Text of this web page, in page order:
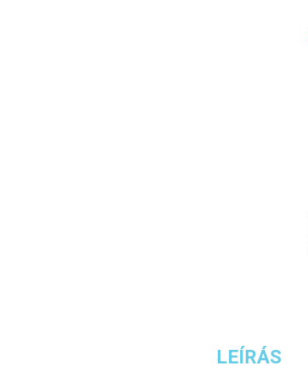
LEÍRÁS